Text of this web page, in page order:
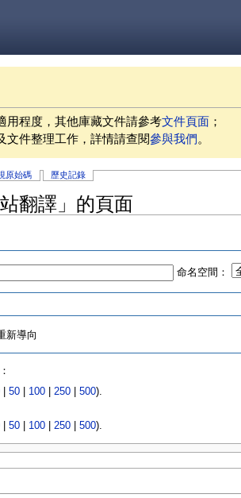
用程度，其他庫藏文件請參考文件頁面 ；
文件整理工作，詳情請查閱參與我們。
原始碼 歷史記錄
翻譯」的頁面
命名空間：
新導向
| 50| 100| 250| 500).
| 50| 100| 250| 500).